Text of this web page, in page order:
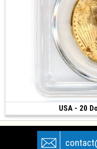
USA - 20
(1924 • Denver • 33.43 g • 34